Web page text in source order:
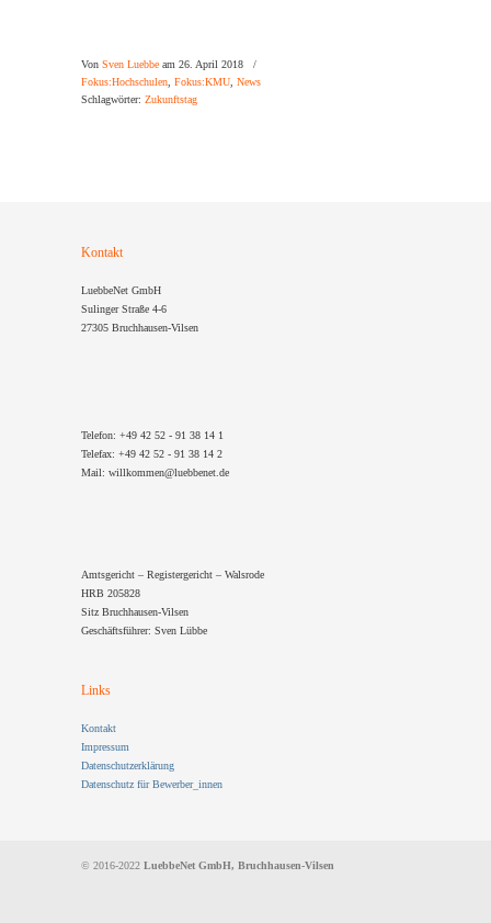
Von Sven Luebbe am 26. April 2018
/
Fokus:Hochschulen, Fokus:KMU, News
Schlagwörter: Zukunftstag
Kontakt
LuebbeNet GmbH
Sulinger Straße 4-6
27305 Bruchhausen-Vilsen
Telefon: +49 42 52 - 91 38 14 1
Telefax: +49 42 52 - 91 38 14 2
Mail: willkommen@luebbenet.de
Amtsgericht – Registergericht – Walsrode
HRB 205828
Sitz Bruchhausen-Vilsen
Geschäftsführer: Sven Lübbe
Links
Kontakt
Impressum
Datenschutzerklärung
Datenschutz für Bewerber_innen
© 2016-2022 LuebbeNet GmbH, Bruchhausen-Vilsen